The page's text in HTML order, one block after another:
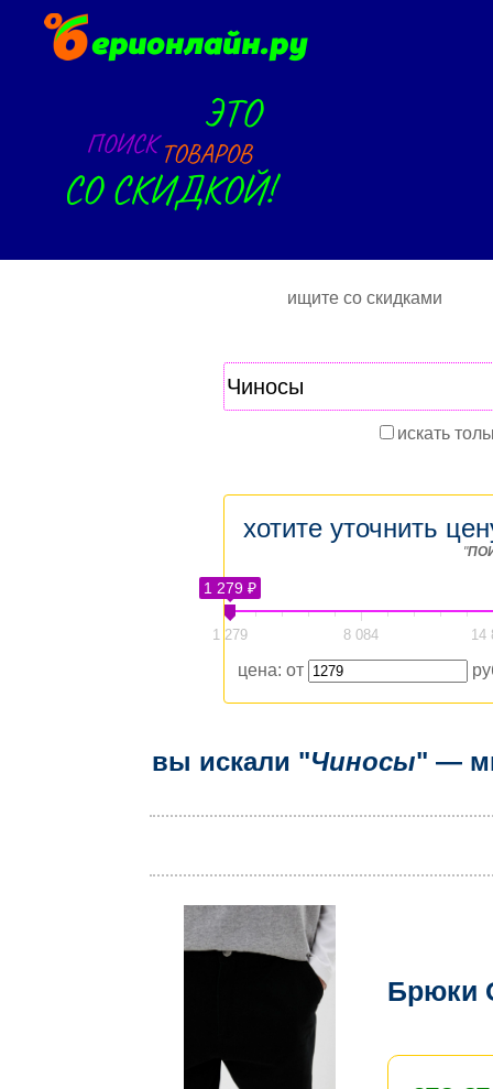
ищите со скидками
искать
хотите уточнить
"
1 279 ₽
1 279 8 084 14
цена: от
вы искали "Чиносы" —
Брюки